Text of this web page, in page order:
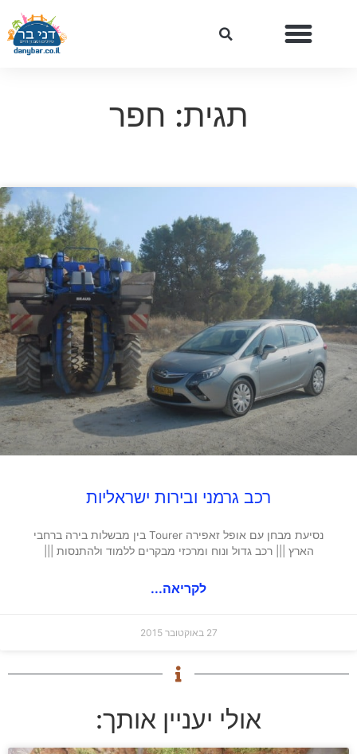
תגית: חפר
רכב גרמני ובירות ישראליות
נסיעת מבחן עם אופל זאפירה Tourer בין מבשלות בירה ברחבי
הארץ ||| רכב גדול ונוח ומרכזי מבקרים ללמוד ולהתנסות |||
לקריאה...
27 באוקטובר 2015
אולי יעניין אותך: